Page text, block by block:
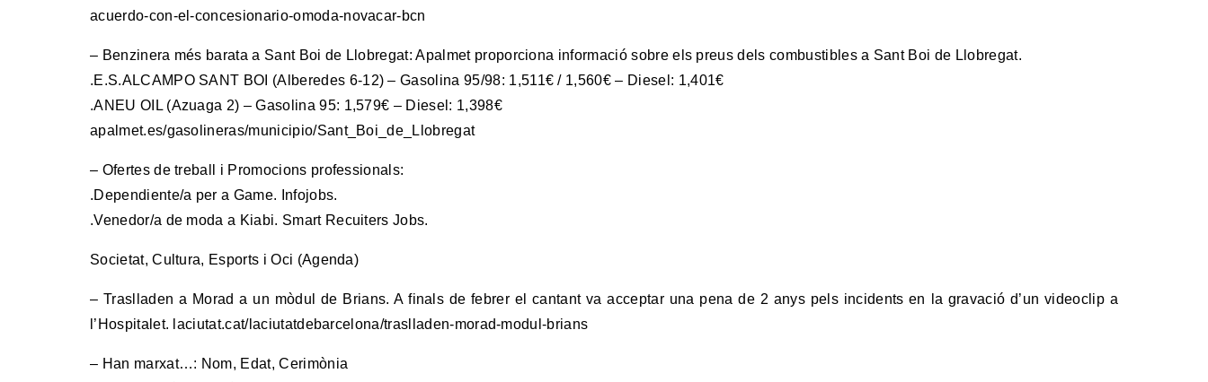
acuerdo-con-el-concesionario-omoda-novacar-bcn
– Benzinera més barata a Sant Boi de Llobregat: Apalmet proporciona informació sobre els preus dels combustibles a Sant Boi de Llobregat.
.E.S.ALCAMPO SANT BOI (Alberedes 6-12) – Gasolina 95/98: 1,511€ / 1,560€ – Diesel: 1,401€
.ANEU OIL (Azuaga 2) – Gasolina 95: 1,579€ – Diesel: 1,398€
apalmet.es/gasolineras/municipio/Sant_Boi_de_Llobregat
– Ofertes de treball i Promocions professionals:
.Dependiente/a per a Game. Infojobs.
.Venedor/a de moda a Kiabi. Smart Recuiters Jobs.
Societat, Cultura, Esports i Oci (Agenda)
– Traslladen a Morad a un mòdul de Brians. A finals de febrer el cantant va acceptar una pena de 2 anys pels incidents en la gravació d’un videoclip a
l’Hospitalet. laciutat.cat/laciutatdebarcelona/traslladen-morad-modul-brians
– Han marxat…: Nom, Edat, Cerimònia